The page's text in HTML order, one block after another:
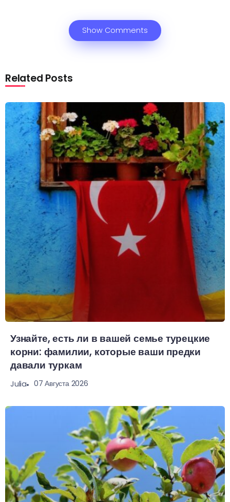
Show Comments
Related Posts
Узнайте, есть ли в вашей семье турецкие
корни: фамилии, которые ваши предки
давали туркам
Julia 07 Августа 2026